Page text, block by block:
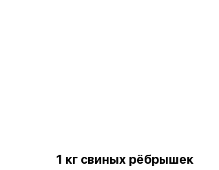
1 кг свиных рёбрышек